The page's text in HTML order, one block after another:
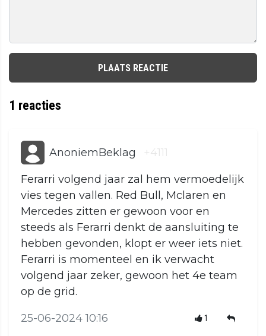
PLAATS REACTIE
1 reacties
AnoniemBeklag +4111
Ferarri volgend jaar zal hem vermoedelijk
vies tegen vallen. Red Bull, Mclaren en
Mercedes zitten er gewoon voor en
steeds als Ferarri denkt de aansluiting te
hebben gevonden, klopt er weer iets niet.
Ferarri is momenteel en ik verwacht
volgend jaar zeker, gewoon het 4e team
op de grid.
25-06-2024 10:16 1